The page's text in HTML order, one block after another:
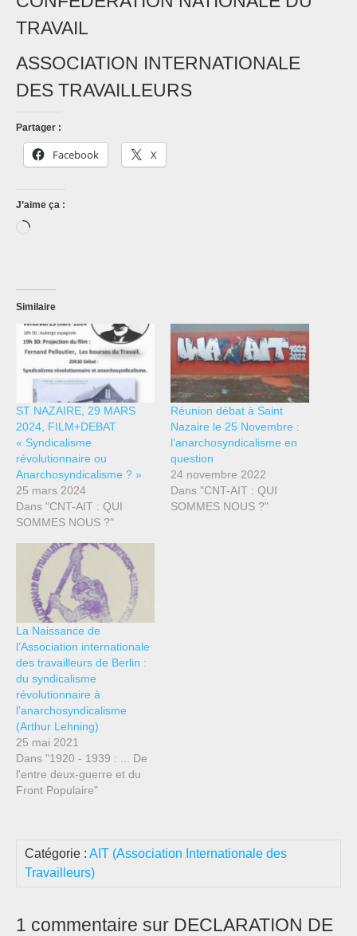
TRAVAIL
ASSOCIATION INTERNATIONALE
DES TRAVAILLEURS
Partager :
Facebook X
J’aime ça :
Chargement…
Similaire
ST NAZAIRE, 29 MARS
2024, FILM+DEBAT
« Syndicalisme
révolutionnaire ou
Anarchosyndicalisme ? »
25 mars 2024
Dans "CNT-AIT : QUI
SOMMES NOUS ?"
Réunion débat à Saint
Nazaire le 25 Novembre :
l’anarchosyndicalisme en
question
24 novembre 2022
Dans "CNT-AIT : QUI
SOMMES NOUS ?"
La Naissance de
l’Association internationale
des travailleurs de Berlin :
du syndicalisme
révolutionnaire à
l’anarchosyndicalisme
(Arthur Lehning)
25 mai 2021
Dans "1920 - 1939 : ... De
l'entre deux-guerre et du
Front Populaire"
Catégorie : AIT (Association Internationale des
Travailleurs)
1 commentaire sur DECLARATION DE